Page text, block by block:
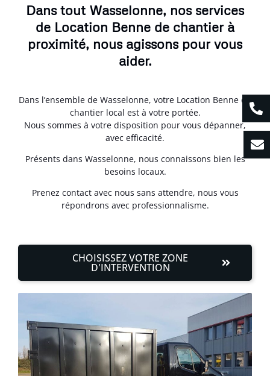
Dans tout Wasselonne, nos services
de Location Benne de chantier à
proximité, nous agissons pour vous
aider.
Dans l’ensemble de Wasselonne, votre Location Benne de
chantier local est à votre portée.
Nous sommes à votre disposition pour vous dépanner,
avec efficacité.
Présents dans Wasselonne, nous connaissons bien les
besoins locaux.
Prenez contact avec nous sans attendre, nous vous
répondrons avec professionnalisme.
CHOISISSEZ VOTRE ZONE
D'INTERVENTION